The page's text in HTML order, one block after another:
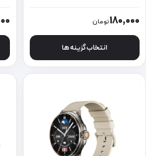
180,000تومان
انتخاب گزینه ها
این محصول دارای انواع مختلفی می